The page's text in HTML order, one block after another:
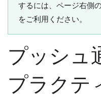
するには、ページ右側
をご利用ください。
プッシュ
プラクテ